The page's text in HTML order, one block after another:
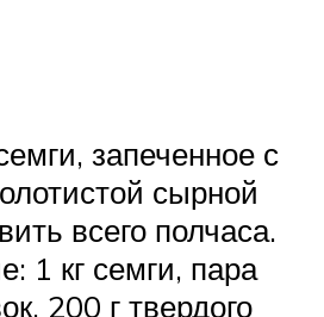
запеченное с
сырной
всего полчаса.
1 кг семги, пара
200 г твердого